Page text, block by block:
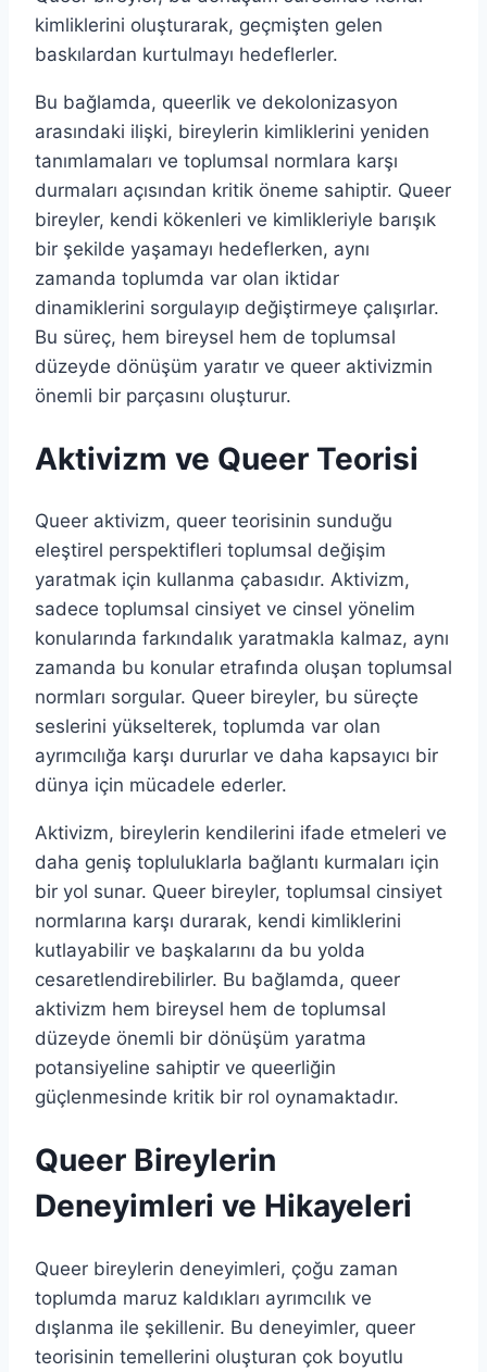
kimliklerini oluşturarak, geçmişten gelen
baskılardan kurtulmayı hedeflerler.
Bu bağlamda, queerlik ve dekolonizasyon
arasındaki ilişki, bireylerin kimliklerini yeniden
tanımlamaları ve toplumsal normlara karşı
durmaları açısından kritik öneme sahiptir. Queer
bireyler, kendi kökenleri ve kimlikleriyle barışık
bir şekilde yaşamayı hedeflerken, aynı
zamanda toplumda var olan iktidar
dinamiklerini sorgulayıp değiştirmeye çalışırlar.
Bu süreç, hem bireysel hem de toplumsal
düzeyde dönüşüm yaratır ve queer aktivizmin
önemli bir parçasını oluşturur.
Aktivizm ve Queer Teorisi
Queer aktivizm, queer teorisinin sunduğu
eleştirel perspektifleri toplumsal değişim
yaratmak için kullanma çabasıdır. Aktivizm,
sadece toplumsal cinsiyet ve cinsel yönelim
konularında farkındalık yaratmakla kalmaz, aynı
zamanda bu konular etrafında oluşan toplumsal
normları sorgular. Queer bireyler, bu süreçte
seslerini yükselterek, toplumda var olan
ayrımcılığa karşı dururlar ve daha kapsayıcı bir
dünya için mücadele ederler.
Aktivizm, bireylerin kendilerini ifade etmeleri ve
daha geniş topluluklarla bağlantı kurmaları için
bir yol sunar. Queer bireyler, toplumsal cinsiyet
normlarına karşı durarak, kendi kimliklerini
kutlayabilir ve başkalarını da bu yolda
cesaretlendirebilirler. Bu bağlamda, queer
aktivizm hem bireysel hem de toplumsal
düzeyde önemli bir dönüşüm yaratma
potansiyeline sahiptir ve queerliğin
güçlenmesinde kritik bir rol oynamaktadır.
Queer Bireylerin
Deneyimleri ve Hikayeleri
Queer bireylerin deneyimleri, çoğu zaman
toplumda maruz kaldıkları ayrımcılık ve
dışlanma ile şekillenir. Bu deneyimler, queer
teorisinin temellerini oluşturan çok boyutlu